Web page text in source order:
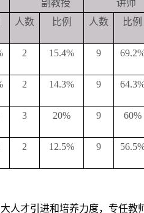
副教授 讲师
人数 比例 人数 比例
2 15.4% 9
2 14.3% 9
3 20% 9 60%
2 12.5% 9
人才引进和培养力度，专任教